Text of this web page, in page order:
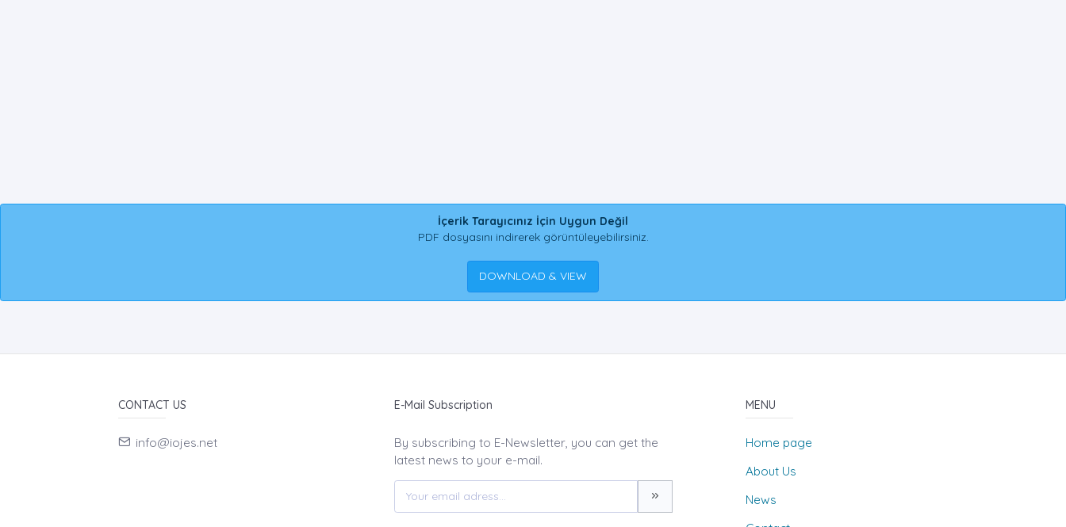
İçerik Tarayıcınız İçin Uygun Değil
PDF dosyasını indirerek görüntüleyebilirsiniz.
DOWNLOAD & VIEW
CONTACT US
info@iojes.net
E-Mail Subscription
By subscribing to E-Newsletter, you can get the
latest news to your e-mail.
MENU
Home page
About Us
News